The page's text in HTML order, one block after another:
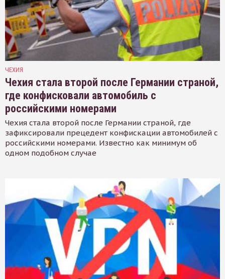
ЧЕХИЯ
Чехия стала второй после Германии страной,
где конфисковали автомобиль с
российскими номерами
Чехия стала второй после Германии страной, где
зафиксировали прецедент конфискации автомобилей с
российскими номерами. Известно как минимум об
одном подобном случае